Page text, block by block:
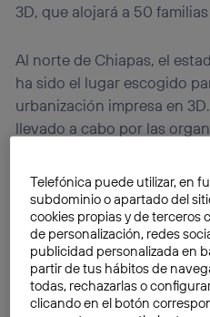
3D, que alojará a 50
Al norte de Chiapas, el
ha sido el lugar escogido
urbanización impresa en
llevado a cabo por las
Desde que las impresoras
popularizarse ha habido
principio surgieron nuevos
plástico. Se trabajaba con
nylon o de metales. Pero
hacia delante fueel empleo
Telefónica puede utilizar, en
subdominio o apartado del
cookies propias y de terceros
de personalización, redes
publicidad personalizada en
partir de tus hábitos de
todas, rechazarlas o
clicando en el botón